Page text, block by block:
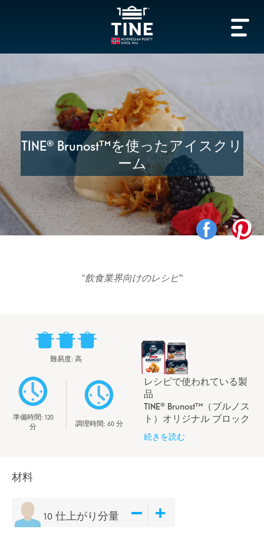
TINE® Brunost™を使ったアイスクリ
ーム
飲食業界向けのレシピ
難易度: 高
準備時間: 120
分
調理時間: 60 分
レシピで使われている製
品
TINE® Brunost™（ブルノス
ト）オリジナル ブロック
続きを読む
材料
10 仕上がり分量